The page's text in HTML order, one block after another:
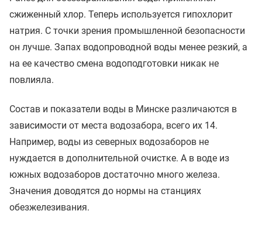
сжиженный хлор. Теперь используется гипохлорит
натрия. С точки зрения промышленной безопасности
он лучше. Запах водопроводной воды менее резкий, а
на ее качество смена водоподготовки никак не
повлияла.
Состав и показатели воды в Минске различаются в
зависимости от места водозабора, всего их 14.
Например, воды из северных водозаборов не
нуждается в дополнительной очистке. А в воде из
южных водозаборов достаточно много железа.
Значения доводятся до нормы на станциях
обезжелезивания.